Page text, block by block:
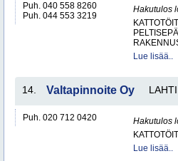
Puh. 040 558 8260
Puh. 044 553 3219
Hakutulos
Lue lisää..
14. Valtapinnoite Oy LAHTI
Puh. 020 712 0420
Hakutulos
Lue lisää..